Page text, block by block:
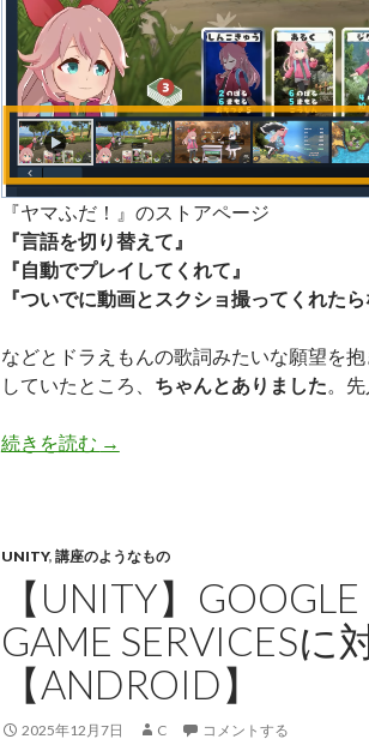
『ヤマふだ！』のストアページ
『言語を切り替えて』
『自動でプレイしてくれて』
『ついでに動画とスクショ撮ってくれたら
などとドラえもんの歌詞みたいな願望を
していたところ、 ちゃんとありました 。
続きを読む 【Unity】自動でPVを言語別に
→
UNITY, 講座のようなもの
【UNITY】GOOGLE
GAME SERVICESに
【ANDROID】
2025年12月7日 C コメントする